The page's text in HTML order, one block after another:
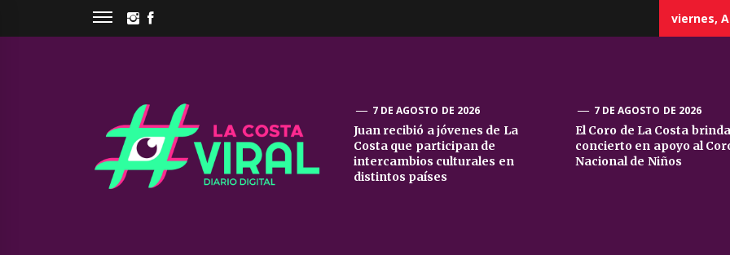
INSTAGRAM
viernes,
La
Costa
7 DE AGOSTO DE 2026
Juan recibió a jóvenes de La
Costa que participan de
intercambios culturales en
distintos países
7 DE AGOSTO DE 2026
El Coro de La Costa
concierto en apoyo al
Nacional de Niños